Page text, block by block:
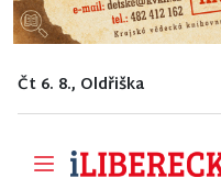
Čt 6. 8., Oldřiška